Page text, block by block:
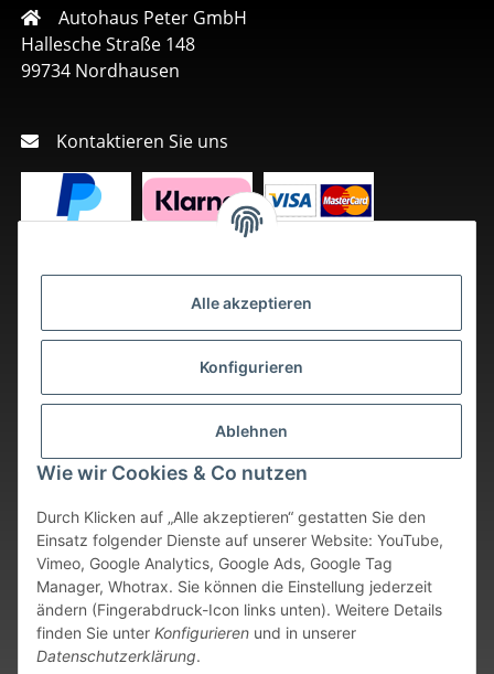
Alle akzeptieren
Konfigurieren
Ablehnen
Wie wir Cookies & Co nutzen
Durch Klicken auf „Alle akzeptieren“ gestatten Sie den
Einsatz folgender Dienste auf unserer Website: YouTube,
Vimeo, Google Analytics, Google Ads, Google Tag
Manager, Whotrax. Sie können die Einstellung jederzeit
ändern (Fingerabdruck-Icon links unten). Weitere Details
finden Sie unter Konfigurieren und in unserer
Datenschutzerklärung.
Autohaus Peter GmbH
Hallesche Straße 148
99734 Nordhausen
Kontaktieren Sie uns
Vertrag widerrufen
* Alle Preise inkl. gesetzlicher USt., zzgl.Versand
verfügbaren Artikeln erfolgt der Versand innerhalb von 24